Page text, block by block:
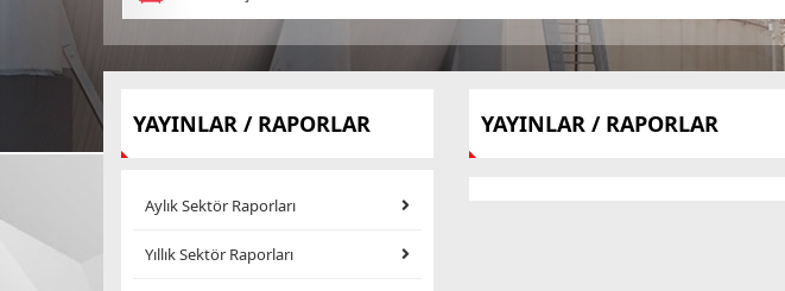
YAYINLAR / RAPORLAR
Aylık Sektör Raporları
Yıllık Sektör Raporları
YAYINLAR / RAPORLAR